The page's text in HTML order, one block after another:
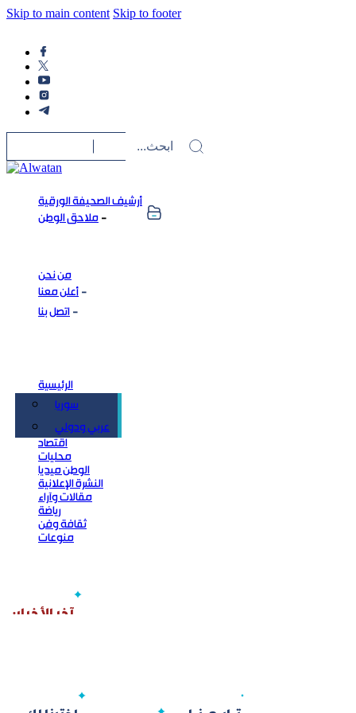
Skip to main content Skip to footer
أرشيف الصحيفة الورقية
ملاحق الوطن
من نحن
أعلن معنا
اتصل بنا
الرئيسية
سوريا
عربي ودولي
اقتصاد
محليات
الوطن ميديا
النشرة الإعلانية
مقالات وآراء
رياضة
ثقافة وفن
منوعات